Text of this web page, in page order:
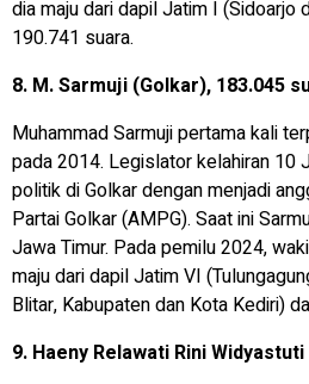
dia maju dari dapil Jatim I (Sidoarjo
190.741 suara.
8. M. Sarmuji (Golkar), 183.045
Muhammad Sarmuji pertama kali
pada 2014. Legislator kelahiran 10
politik di Golkar dengan menjadi
Partai Golkar (AMPG). Saat ini
Jawa Timur. Pada pemilu 2024,
maju dari dapil Jatim VI
Blitar, Kabupaten dan Kota Kediri)
9. Haeny Relawati Rini